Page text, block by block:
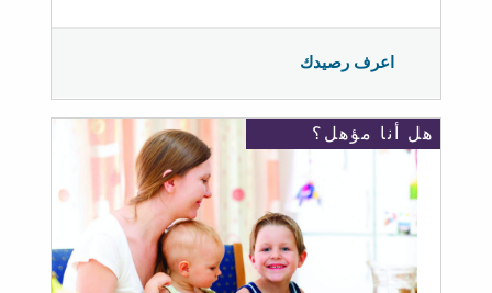
اعرف رصيدك
هل أنا مؤهل؟